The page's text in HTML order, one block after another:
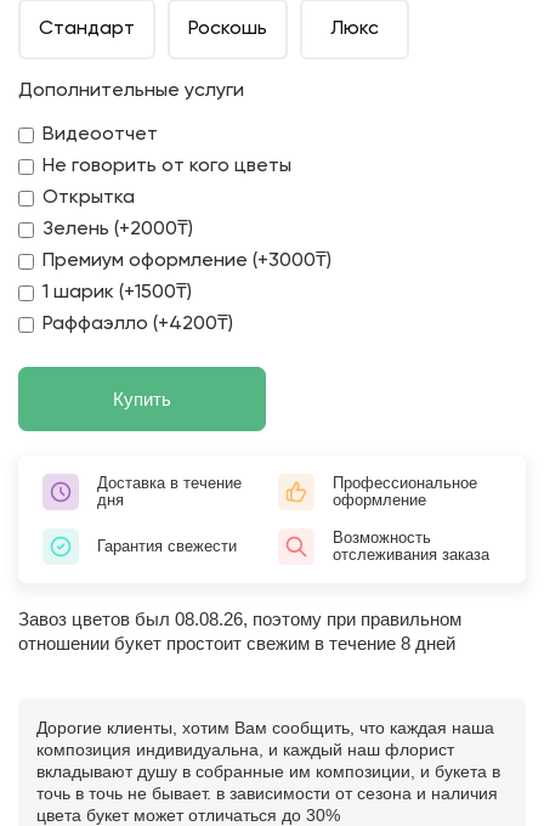
Стандарт Роскошь Люкс
Дополнительные услуги
Видеоотчет
Не говорить от кого цветы
Открытка
Зелень (+2000₸)
Премиум оформление (+3000₸)
1 шарик (+1500₸)
Раффаэлло (+4200₸)
Купить
Доставка в течение
дня
Профессиональное
оформление
Гарантия свежести
Возможность
отслеживания заказа
Завоз цветов был 08.08.26, поэтому при правильном
отношении букет простоит свежим в течение 8 дней
Дорогие клиенты, хотим Вам сообщить, что каждая наша
композиция индивидуальна, и каждый наш флорист
вкладывают душу в собранные им композиции, и букета в
точь в точь не бывает. в зависимости от сезона и наличия
цвета букет может отличаться до 30%